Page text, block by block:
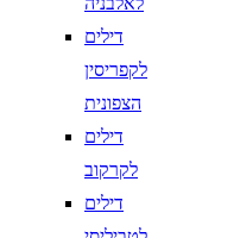
דילים
לקפריסין
הצפונית
דילים
לקרקוב
דילים
שנה בשתי ספרות